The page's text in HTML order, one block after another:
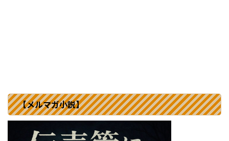
【メルマガ小説】